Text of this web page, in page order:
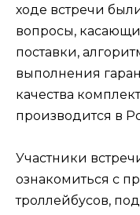
ходе встречи
вопросы,
поставки,
выполнения
качества
производится в
Участники
ознакомиться с
троллейбусов,